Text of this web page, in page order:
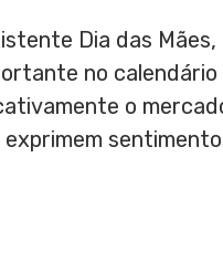
Dia das Mães,
no calendário
o